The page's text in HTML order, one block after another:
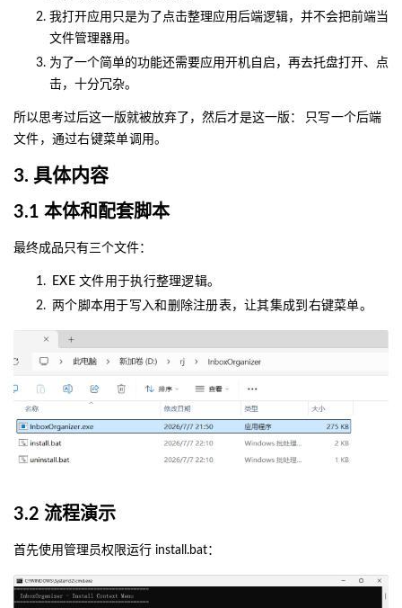
我打开应用只是为了点击整理应用后端逻辑，并不会把前端当
文件管理器用。
为了一个简单的功能还需要应用开机自启，再去托盘打开、点
击，十分冗杂。
所以思考过后这一版就被放弃了，然后才是这一版：
只写一个后端
文件，通过右键菜单调用。
3. 具体内容
3.1 本体和配套脚本
最终成品只有三个文件：
EXE 文件用于执行整理逻辑。
两个脚本用于写入和删除注册表，让其集成到右键菜单。
3.2 流程演示
首先使用管理员权限运行 install.bat：